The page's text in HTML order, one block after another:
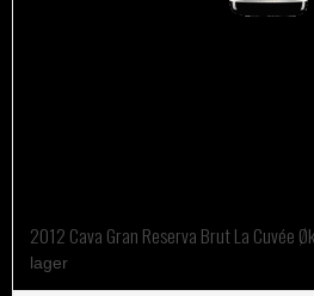
2012 Cava Gran Reserva Brut La Cuvée
lager